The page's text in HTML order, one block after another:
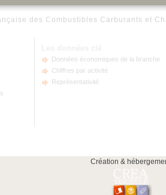
des Combustibles Carburants et
Données économiques de la branche
Chiffres par activité
Représentativité
Création &